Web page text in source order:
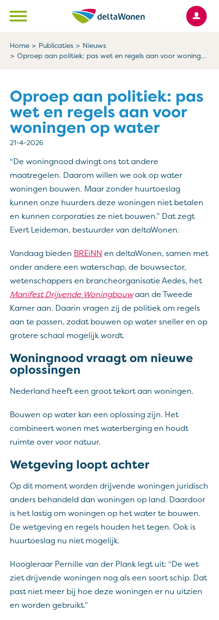
Naar de homepage
Ga naar Hoofd
Home Publicaties
Nieuws
Oproep aan politiek: pas wet en regels aan voor woningen op water
Oproep aan politiek: pas
wet en regels aan voor
woningen op water
21-4-2026
“De woningnood dwingt ons tot andere
maatregelen. Daarom willen we ook op water
woningen bouwen. Maar zonder huurtoeslag
kunnen onze huurders deze woningen niet betalen
en kunnen corporaties ze niet bouwen.” Dat zegt
Evert Leideman, bestuurder van deltaWonen.
Vandaag bieden BREiNN en deltaWonen, samen met
onder andere een waterschap, de bouwsector,
wetenschappers en brancheorganisatie Aedes, het
Manifest Drijvende Woningbouwaan de Tweede
Kamer aan. Daarin vragen zij de politiek om regels
aan te passen, zodat bouwen op water sneller en op
grotere schaal mogelijk wordt.
Woningnood vraagt om nieuwe
oplossingen
Nederland heeft een groot tekort aan woningen.
Bouwen op water kan een oplossing zijn. Het
combineert wonen met waterberging en houdt
ruimte over voor natuur.
Wetgeving loopt achter
Op dit moment worden drijvende woningen juridisch
anders behandeld dan woningen op land. Daardoor
is het lastig om woningen op het water te bouwen.
De wetgeving en regels houden het tegen. Ook is
huurtoeslag nu niet mogelijk.
Hoogleraar Pernille van der Plank legt uit: “De wet
ziet drijvende woningen nog als een soort schip. Dat
past niet meer bij hoe deze woningen er nu uitzien
en worden gebruikt.”